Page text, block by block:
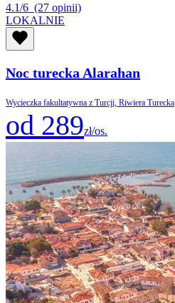
4.1/6 (27 opinii)
LOKALNIE
Noc turecka Alarahan
Wycieczka fakultatywna z Turcji, Riwiera Turecka
od 289zł/os.